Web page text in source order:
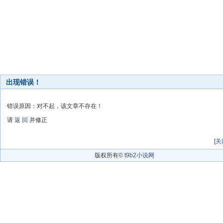
出现错误！
错误原因：对不起，该文章不存在！
请 返 回 并修正
[关
版权所有© t9b2小说网